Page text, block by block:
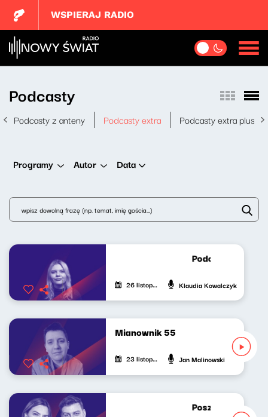
WSPIERAJ RADIO
Podcasty
Podcasty z anteny Podcasty extra Podcasty extra plus
Programy Autor Data
Podcast Lekko
26 listopada 2024 Klaudia Kowalczyk
Mianownik 55
23 listopada 2024 Jan Malinowski
Poszukiwacze